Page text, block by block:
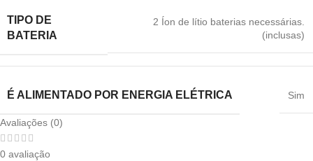
TIPO DE
BATERIA
2 Íon de lítio baterias necessárias.
(inclusas)
É ALIMENTADO POR ENERGIA ELÉTRICA Sim
Avaliações (0)
0 avaliação